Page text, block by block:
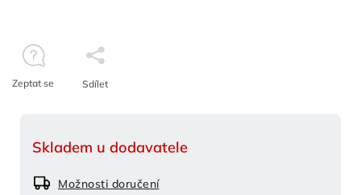
Skladem u dodavatele
Možnosti doručení
Zeptat se Sdílet